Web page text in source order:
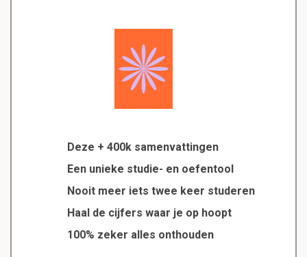
Deze + 400k samenvattingen
Een unieke studie- en oefentool
Nooit meer iets twee keer studeren
Haal de cijfers waar je op hoopt
100% zeker alles onthouden